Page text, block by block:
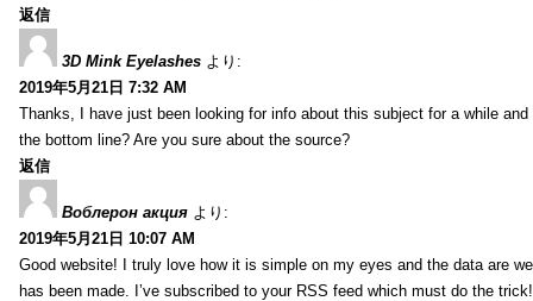
返信
3D Mink Eyelashes より:
2019年5月21日 7:32 AM
Thanks, I have just been looking for info about this subject for a while
the bottom line? Are you sure about the source?
返信
Воблерон акция より:
2019年5月21日 10:07 AM
Good website! I truly love how it is simple on my eyes and the data are
has been made. I’ve subscribed to your RSS feed which must do the